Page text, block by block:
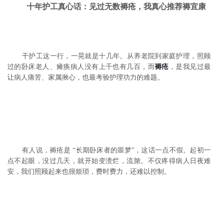
十年护工真心话：见过无数褥疮，我真心推荐褥宜康
干护工这一行，一晃就是十几年。从养老院到家庭护理，照顾
过的卧床老人、瘫痪病人没有上千也有几百，而褥疮 ，是我见过最
让病人痛苦、家属揪心，也最考验护理功力的难题。
有人说，褥疮是 “长期卧床者的噩梦”，这话一点不假。起初一
点不起眼，没过几天，就开始变溃烂，流脓。不仅疼得病人日夜难
安，我们照顾起来也很烦琐，费时费力，还难以控制。